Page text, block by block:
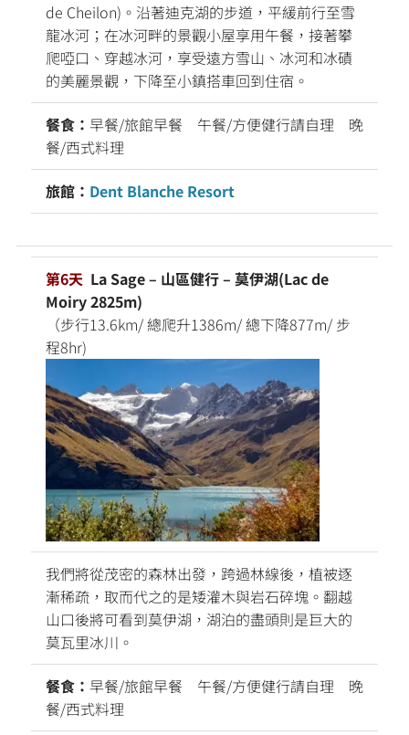
de Cheilon)。沿著迪克湖的步道，平緩前行至雪
龍冰河；在冰河畔的景觀小屋享用午餐，接著攀
爬啞口、穿越冰河，享受遠方雪山、冰河和冰磧
的美麗景觀，下降至小鎮搭車回到住宿。
餐食： 早餐/旅館早餐 午餐/方便健行請自理 晚
餐/西式料理
旅館： Dent Blanche Resort
第6天 La Sage – 山區健行 – 莫伊湖(Lac de
Moiry 2825m)
（步行13.6km/ 總爬升1386m/ 總下降877m/ 步
程8hr)
我們將從茂密的森林出發，跨過林線後，植被逐
漸稀疏，取而代之的是矮灌木與岩石碎塊。翻越
山口後將可看到莫伊湖，湖泊的盡頭則是巨大的
莫瓦里冰川。
餐食： 早餐/旅館早餐 午餐/方便健行請自理 晚
餐/西式料理